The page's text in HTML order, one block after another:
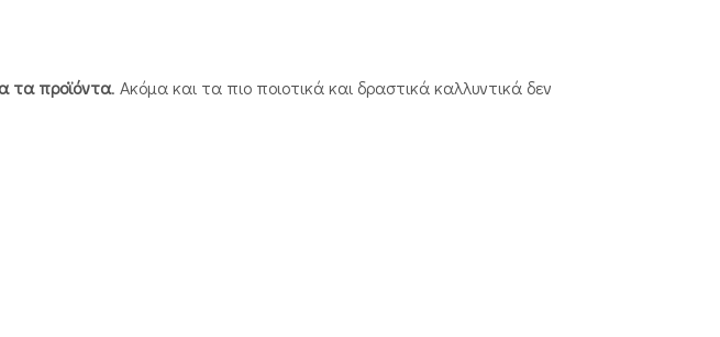
τα προϊόντα. Ακόμα και τα πιο ποιοτικά και δραστικά καλλυντικά δεν